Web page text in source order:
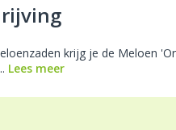
krijg je de Meloen
Lees meer